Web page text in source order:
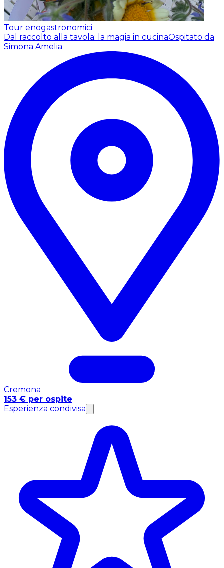
Tour enogastronomici
Dal raccolto alla tavola: la magia in cucinaOspitato da
Simona Amelia
Cremona
153 € per ospite
Esperienza condivisa